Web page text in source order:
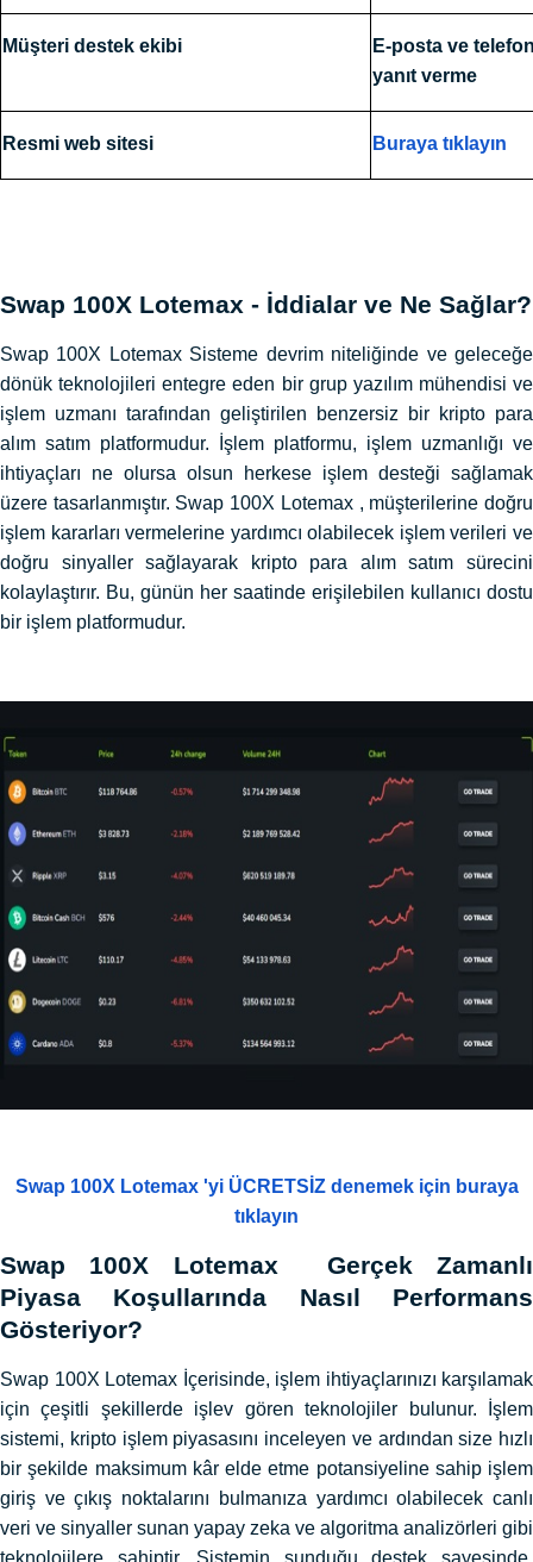
Müşteri destek ekibi
E-posta ve
yanıt verme
Resmi web sitesi Buraya tıklayın
Swap 100X Lotemax - İddialar ve Ne Sağlar?
Swap 100X Lotemax Sisteme devrim niteliğinde ve geleceğe
dönük teknolojileri entegre eden bir grup yazılım mühendisi ve
işlem uzmanı tarafından geliştirilen benzersiz bir kripto para
alım satım platformudur. İşlem platformu, işlem uzmanlığı ve
ihtiyaçları ne olursa olsun herkese işlem desteği sağlamak
üzere tasarlanmıştır. Swap 100X Lotemax , müşterilerine doğru
işlem kararları vermelerine yardımcı olabilecek işlem verileri ve
doğru sinyaller sağlayarak kripto para alım satım sürecini
kolaylaştırır. Bu, günün her saatinde erişilebilen kullanıcı dostu
bir işlem platformudur.
Swap 100X Lotemax 'yi ÜCRETSİZ denemek için buraya
tıklayın
Swap 100X Lotemax Gerçek Zamanlı
Piyasa Koşullarında Nasıl Performans
Gösteriyor?
Swap 100X Lotemax İçerisinde, işlem ihtiyaçlarınızı karşılamak
için çeşitli şekillerde işlev gören teknolojiler bulunur. İşlem
sistemi, kripto işlem piyasasını inceleyen ve ardından size hızlı
bir şekilde maksimum kâr elde etme potansiyeline sahip işlem
giriş ve çıkış noktalarını bulmanıza yardımcı olabilecek canlı
veri ve sinyaller sunan yapay zeka ve algoritma analizörleri gibi
teknolojilere sahiptir. Sistemin sunduğu destek sayesinde,